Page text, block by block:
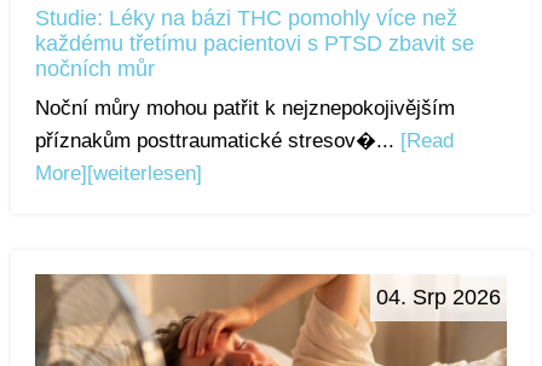
Studie: Léky na bázi THC pomohly více než
každému třetímu pacientovi s PTSD zbavit se
nočních můr
Noční můry mohou patřit k nejznepokojivějším
příznakům posttraumatické stresov�... [Read
More] [weiterlesen]
04. Srp 2026